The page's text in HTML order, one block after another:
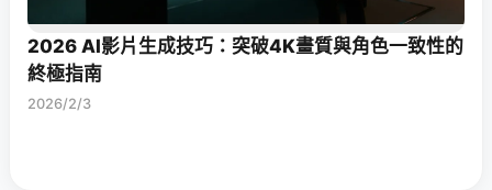
2026 AI影片生成技巧：突破4K畫質與角色一致性的
終極指南
2026/2/3